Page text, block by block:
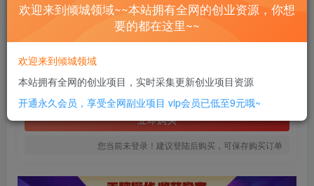
快手全自动赚红包，无脑操作，收益稳定，日入1000+
此内容为付费资源，请付费后查看
SVIP全站会员 免费
立即购买
您当前未登录！建议登陆后购买，可保存购买订单
欢迎来到倾城领域~~本站拥有全网的创业资源，你想
要的都在这里~~
欢迎来到倾城领域
本站拥有全网的创业项目，实时采集更新创业项目资源
开通永久会员，享受全网副业项目 vip会员已低至9元哦~